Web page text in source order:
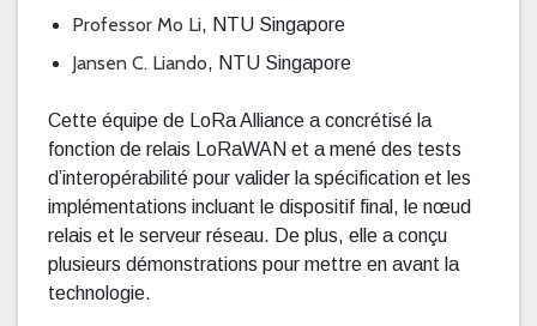
Professor Mo Li, NTU Singapore
Jansen C. Liando, NTU Singapore
Cette équipe de LoRa Alliance a concrétisé la
fonction de relais LoRaWAN et a mené des tests
d’interopérabilité pour valider la spécification et les
implémentations incluant le dispositif final, le nœud
relais et le serveur réseau. De plus, elle a conçu
plusieurs démonstrations pour mettre en avant la
technologie.